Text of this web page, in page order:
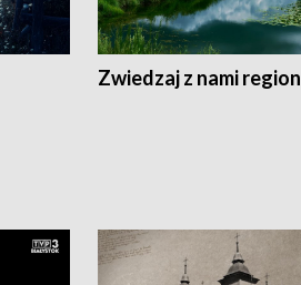
Zwiedzaj z nami region